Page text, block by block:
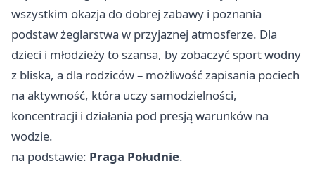
wszystkim okazja do dobrej zabawy i poznania
podstaw żeglarstwa w przyjaznej atmosferze. Dla
dzieci i młodzieży to szansa, by zobaczyć sport wodny
z bliska, a dla rodziców – możliwość zapisania pociech
na aktywność, która uczy samodzielności,
koncentracji i działania pod presją warunków na
wodzie.
na podstawie: Praga Południe.